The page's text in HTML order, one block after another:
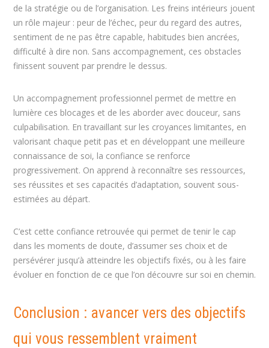
de la stratégie ou de l’organisation. Les freins intérieurs jouent
un rôle majeur : peur de l’échec, peur du regard des autres,
sentiment de ne pas être capable, habitudes bien ancrées,
difficulté à dire non. Sans accompagnement, ces obstacles
finissent souvent par prendre le dessus.
Un accompagnement professionnel permet de mettre en
lumière ces blocages et de les aborder avec douceur, sans
culpabilisation. En travaillant sur les croyances limitantes, en
valorisant chaque petit pas et en développant une meilleure
connaissance de soi, la confiance se renforce
progressivement. On apprend à reconnaître ses ressources,
ses réussites et ses capacités d’adaptation, souvent sous-
estimées au départ.
C’est cette confiance retrouvée qui permet de tenir le cap
dans les moments de doute, d’assumer ses choix et de
persévérer jusqu’à atteindre les objectifs fixés, ou à les faire
évoluer en fonction de ce que l’on découvre sur soi en chemin.
Conclusion : avancer vers des objectifs
qui vous ressemblent vraiment